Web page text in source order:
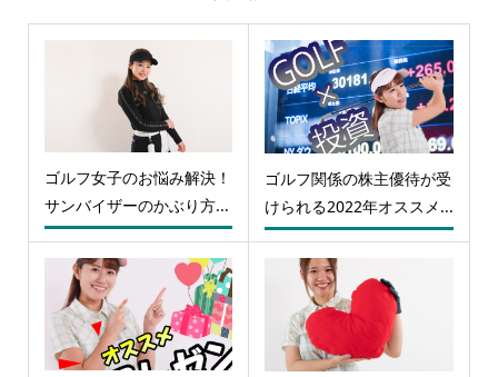
ゴルフ女子のお悩み解決！
サンバイザーのかぶり方...
ゴルフ関係の株主優待が受
けられる2022年オススメ...